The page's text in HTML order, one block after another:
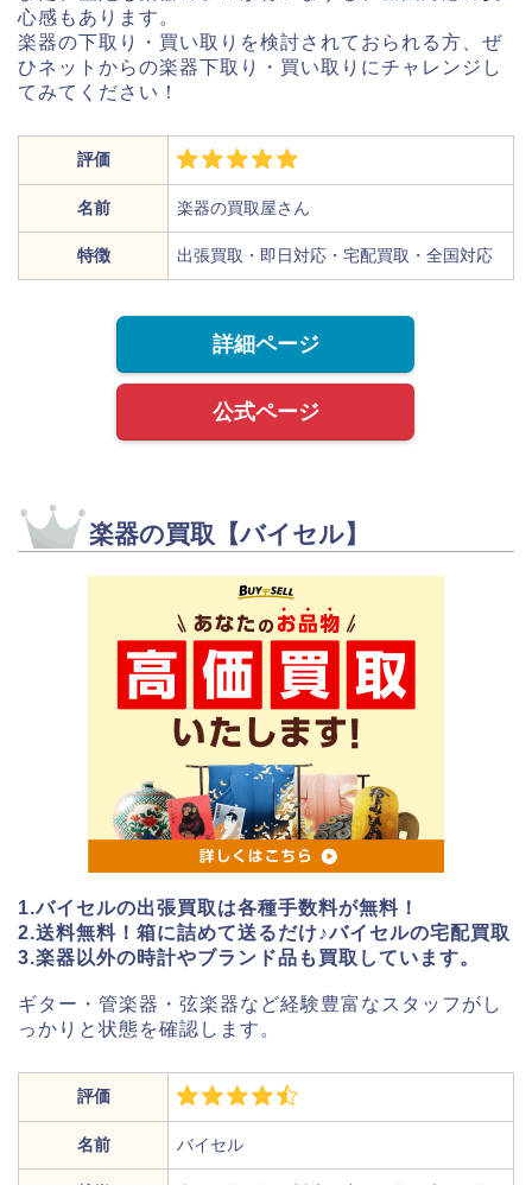
心感もあります。
楽器の下取り・買い取りを検討されておられる方、ぜ
ひネットからの楽器下取り・買い取りにチャレンジし
てみてください！
評価
名前 楽器の買取屋さん
特徴 出張買取・即日対応・宅配買取・全国対応
詳細ページ
公式ページ
楽器の買取【バイセル】
1.バイセルの出張買取は各種手数料が無料！
2.送料無料！箱に詰めて送るだけ♪バイセルの宅配買取
3.楽器以外の時計やブランド品も買取しています。
ギター・管楽器・弦楽器など経験豊富なスタッフがし
っかりと状態を確認します。
評価
名前 バイセル